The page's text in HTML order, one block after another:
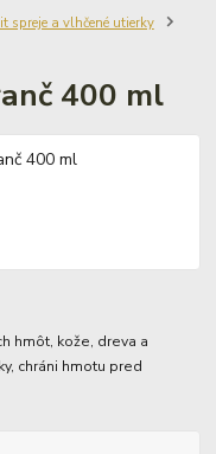
spreje a vlhčené utierky
400 ml
hmôt, kože, dreva a
chráni hmotu pred